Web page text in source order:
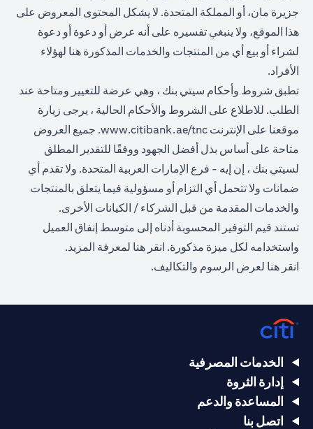
جزيرة مان، أو المملكة المتحدة. لا يشكل المحتوى المعروض على
هذا الموقع، ولا ينبغي تفسيره على أنه عرض أو دعوة أو دعوة
لشراء أو بيع أي من المنتجات والخدمات المذكورة هنا لهؤلاء
الأفراد.
تطبق شروط وأحكام سيتي بنك ، وهي عرضة للتغيير ومتاحة عند
الطلب. للاطلاع على الشروط والأحكام الحالية ، يرجى زيارة
موقعنا على الإنترنت www.citibank.ae/tnc
(opens in a new tab). جميع العروض
متاحة على أساس بذل أفضل الجهود ووفقًا للتقدير المطلق
لسيتي بنك ، إن إيه - فرع الإمارات العربية المتحدة. ولا تقدم أي
ضمانات ولا تتحمل أي التزام أو مسؤولية فيما يتعلق بالمنتجات
والخدمات المقدمة من قبل الشركاء / الكيانات الأخرى.
تستند قيم التوفير المحسوبة أدناه إلى متوسط إنفاق العميل
واستخدامه لكل ميزة مذكورة. انقر هنا لمعرفة المزيد.
انقر هنا لعرض الرسوم والتكاليف.
الخدمات المصرفية
إدارة الثروة
المساعدة والدعم
اتصل بنا